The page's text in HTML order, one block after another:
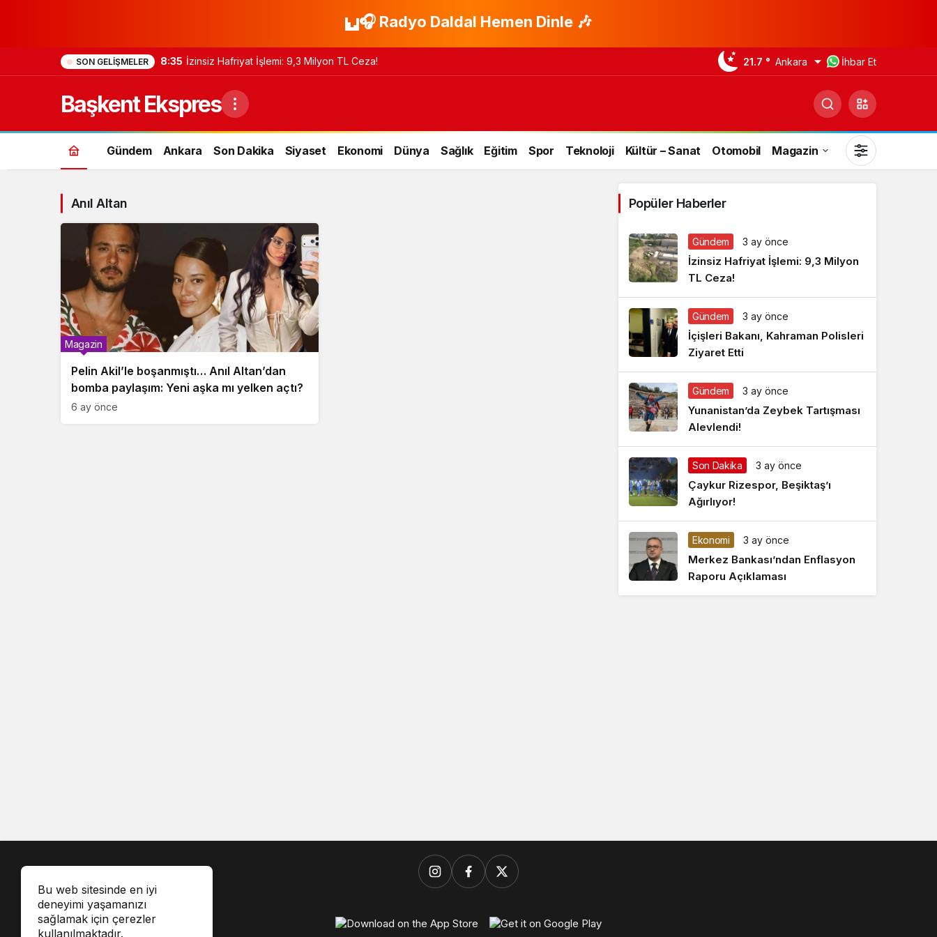
🎧 Radyo Daldal Hemen Dinle 🎶
SON GELIŞMELER 8:35 İzinsiz Hafriyat İşlemi: 9,3 Milyon TL Ceza! 21.7 ° Ankara İhbar Et
Başkent Ekspres
Gündem Ankara Son Dakika Siyaset Ekonomi Dünya Sağlık Eğitim Spor Teknoloji Kültür – Sanat Otomobil Magazin
Gündüz Modu
Gündüz modunu seçin.
Gece Modu
Gece modunu seçin.
Sistem Modu
Sistem modunu seçin.
Anıl Altan
Pelin Akil’le boşanmıştı… Anıl Altan’dan
bomba paylaşım: Yeni aşka mı yelken açtı?
Magazin
6 ay önce
Popüler Haberler
Gündem 3 ay önce
İzinsiz Hafriyat İşlemi: 9,3 Milyon
TL Ceza!
Gündem 3 ay önce
İçişleri Bakanı, Kahraman Polisleri
Ziyaret Etti
Gündem 3 ay önce
Yunanistan’da Zeybek Tartışması
Alevlendi!
Son Dakika 3 ay önce
Çaykur Rizespor, Beşiktaş’ı
Ağırlıyor!
Ekonomi 3 ay önce
Merkez Bankası’ndan Enflasyon
Raporu Açıklaması
Bu web sitesinde en iyi
deneyimi yaşamanızı
sağlamak için çerezler
kullanılmaktadır.